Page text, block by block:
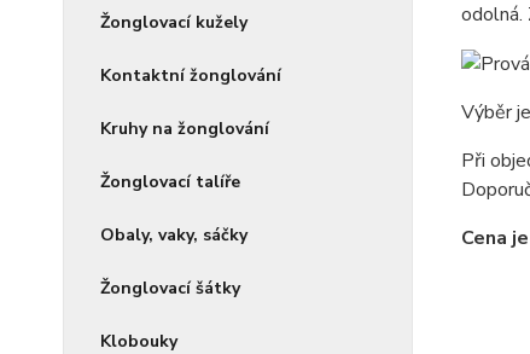
Žonglovací kužely
Kontaktní žonglování
Kruhy na žonglování
Žonglovací talíře
Obaly, vaky, sáčky
Žonglovací šátky
Klobouky
odolná.
Výběr
Při
Cena